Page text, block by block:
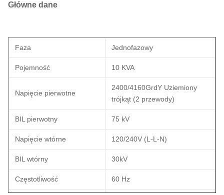
Główne dane
Faza Jednofazowy
Pojemność 10 KVA
Napięcie pierwotne
2400/4160GrdY Uziemiony
trójkąt (2 przewody)
BIL pierwotny 75 kV
Napięcie wtórne 120/240V (L-L-N)
BIL wtórny 30kV
Częstotliwość 60 Hz